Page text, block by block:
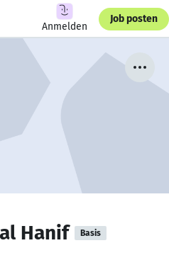
Anmelden
Job posten
Hanif Basis